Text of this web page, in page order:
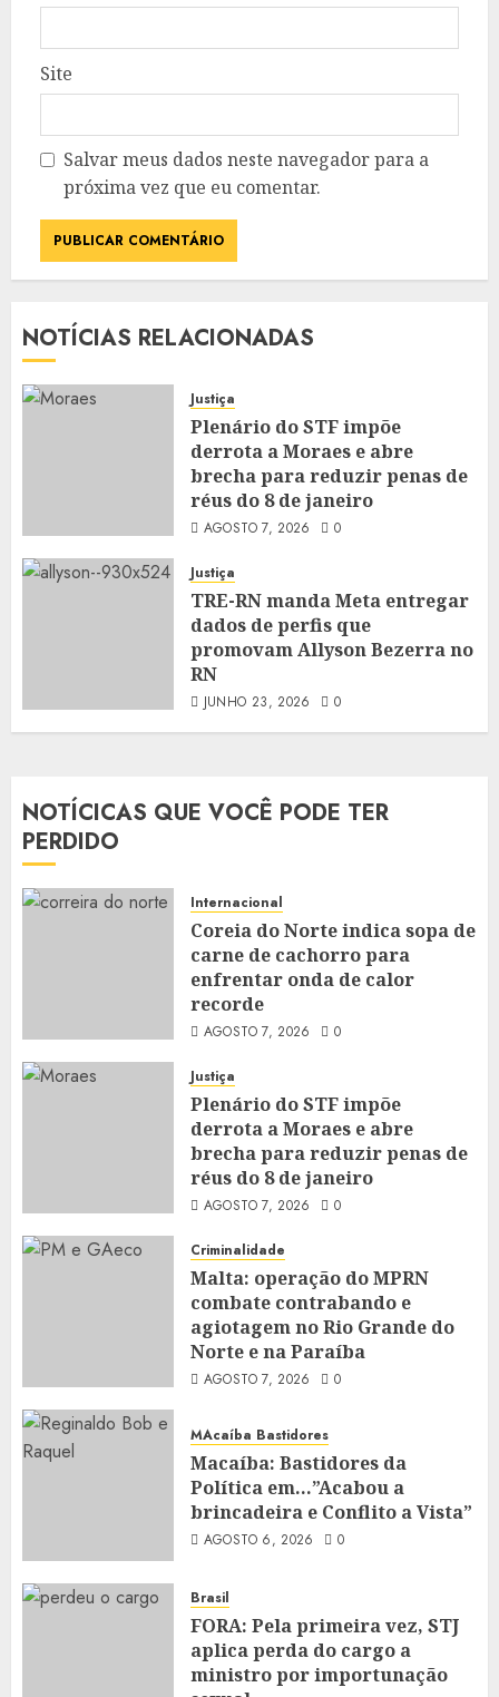
Site
Salvar meus dados neste navegador para a
próxima vez que eu comentar.
NOTÍCIAS RELACIONADAS
Justiça
Plenário do STF impõe
derrota a Moraes e abre
brecha para reduzir penas de
réus do 8 de janeiro
AGOSTO 7, 2026 0
Justiça
TRE-RN manda Meta entregar
dados de perfis que
promovam Allyson Bezerra no
RN
JUNHO 23, 2026 0
NOTÍCICAS QUE VOCÊ PODE TER
PERDIDO
Internacional
Coreia do Norte indica sopa de
carne de cachorro para
enfrentar onda de calor
recorde
AGOSTO 7, 2026 0
Justiça
Plenário do STF impõe
derrota a Moraes e abre
brecha para reduzir penas de
réus do 8 de janeiro
AGOSTO 7, 2026 0
Criminalidade
Malta: operação do MPRN
combate contrabando e
agiotagem no Rio Grande do
Norte e na Paraíba
AGOSTO 7, 2026 0
MAcaíba Bastidores
Macaíba: Bastidores da
Política em…”Acabou a
brincadeira e Conflito a Vista”
AGOSTO 6, 2026 0
Brasil
FORA: Pela primeira vez, STJ
aplica perda do cargo a
ministro por importunação